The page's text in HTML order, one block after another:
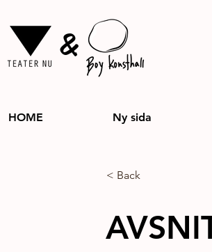
&
HOME Ny sida
< Back